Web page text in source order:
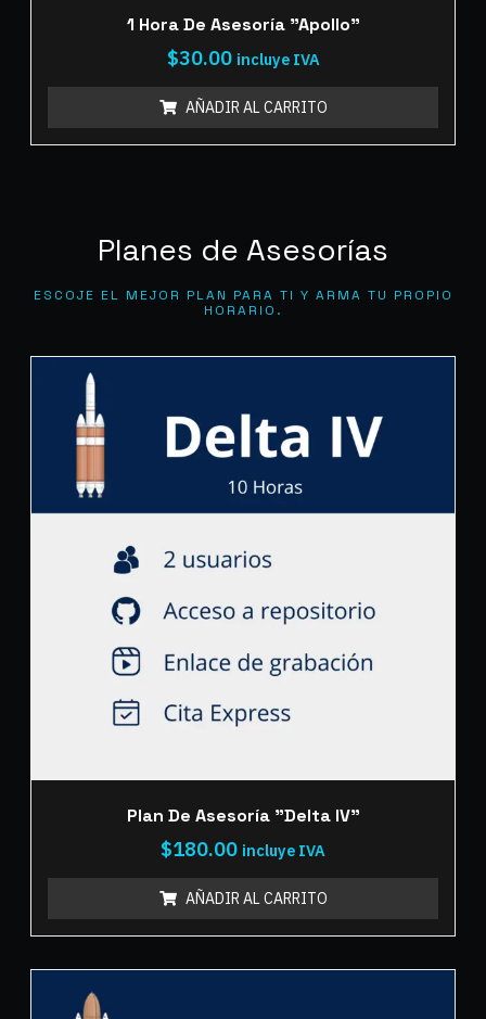
1 Hora De Asesoría "Apollo"
$30.00 incluye IVA
AÑADIR AL CARRITO
Planes de Asesorías
ESCOJE EL MEJOR PLAN PARA TI Y ARMA TU PROPIO
HORARIO.
Plan De Asesoría "Delta IV"
$180.00 incluye IVA
AÑADIR AL CARRITO